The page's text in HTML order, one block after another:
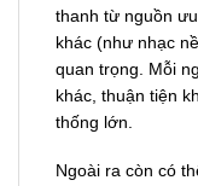
thanh từ nguồn
khác (như nhạc
quan trọng. Mỗi
khác, thuận tiện
thống lớn.
Ngoài ra còn có